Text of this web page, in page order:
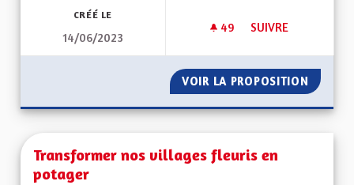
CRÉÉ LE
14/06/2023
49 49 ABONNÉS
SUIVRE
VOIR LA PROPOSITION
Transformer nos villages fleuris en
potager